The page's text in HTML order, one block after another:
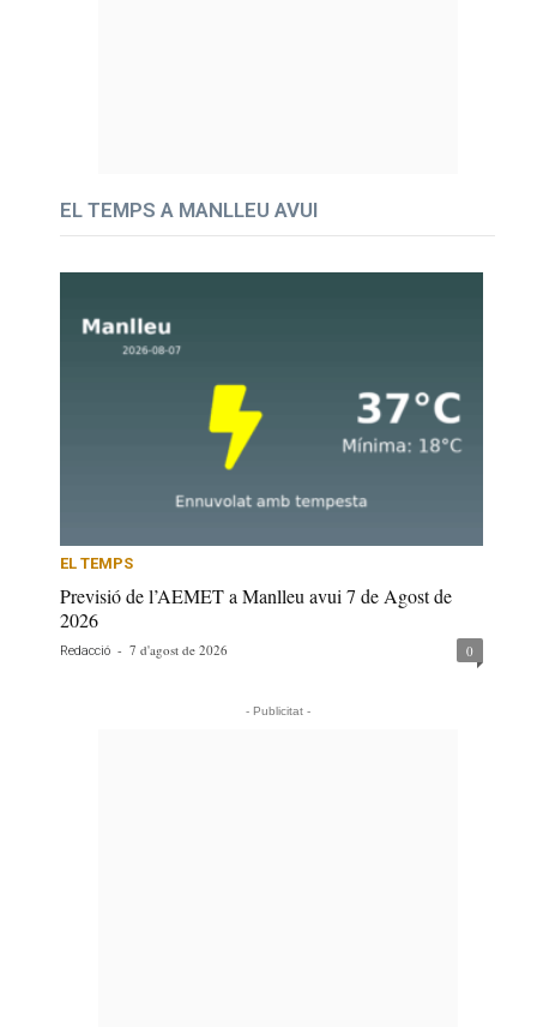
EL TEMPS A MANLLEU AVUI
EL TEMPS
Previsió de l’AEMET a Manlleu avui 7 de Agost de
2026
Redacció - 7 d'agost de 2026 0
- Publicitat -